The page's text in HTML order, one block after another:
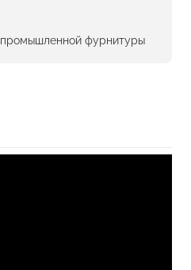
фурнитуры